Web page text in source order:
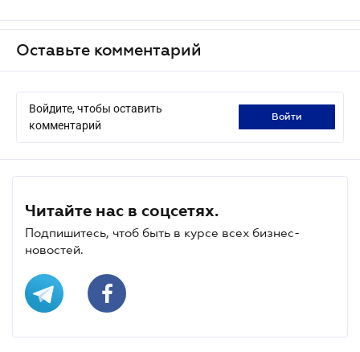
Оставьте комментарий
Войдите, чтобы оставить
комментарий
войти
Читайте нас в соцсетях.
Подпишитесь, чтоб быть в курсе всех бизнес-
новостей.